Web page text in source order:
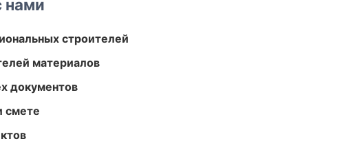
нами
строителей
материалов
документов
смете